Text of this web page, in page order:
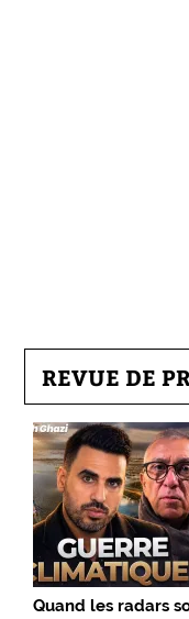
REVUE DE
Quand les radars